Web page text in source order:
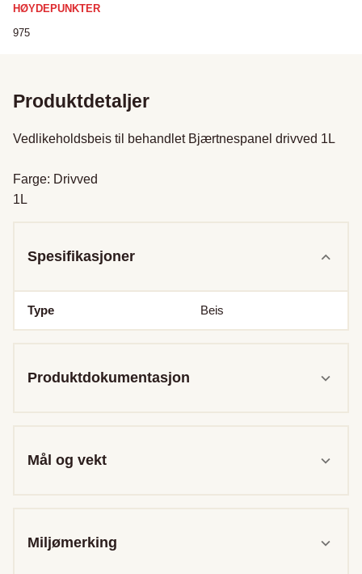
HØYDEPUNKTER
975
Produktdetaljer
Vedlikeholdsbeis til behandlet Bjærtnespanel drivved 1L
Farge: Drivved
1L
Spesifikasjoner
Type Beis
Produktdokumentasjon
Mål og vekt
Miljømerking